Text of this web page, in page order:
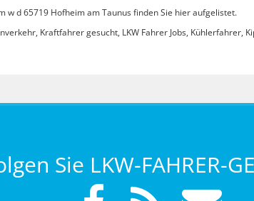
w d 65719 Hofheim am Taunus finden Sie hier aufgelistet.
Kraftfahrer gesucht, LKW Fahrer Jobs, Kühlerfahrer,
Sie LKW-FAHRER-